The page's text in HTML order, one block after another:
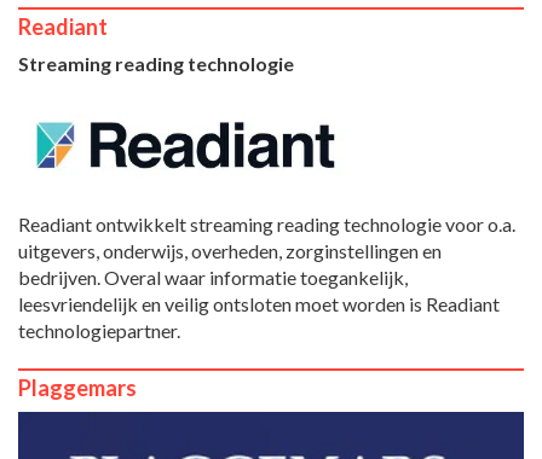
Readiant
Streaming reading technologie
Readiant ontwikkelt streaming reading technologie voor o.a.
uitgevers, onderwijs, overheden, zorginstellingen en
bedrijven. Overal waar informatie toegankelijk,
leesvriendelijk en veilig ontsloten moet worden is Readiant
technologiepartner.
Plaggemars